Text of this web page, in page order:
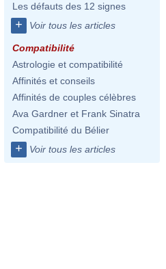
Les défauts des 12 signes
+ Voir tous les articles
Compatibilité
Astrologie et compatibilité
Affinités et conseils
Affinités de couples célèbres
Ava Gardner et Frank Sinatra
Compatibilité du Bélier
+ Voir tous les articles